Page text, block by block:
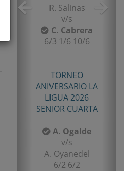
E. Castro
v/s
I. Rubiño
TORNEO TENIS TOUR
QUINTA 2026
PRIMERA
F. Matamala
v/s
L. Palma
6-1/6-3